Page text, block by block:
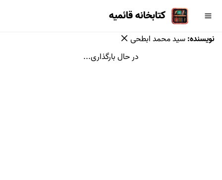
کتابخانه قائمیه
نویسنده:سید محمد ابطحی
در حال بارگذاری...